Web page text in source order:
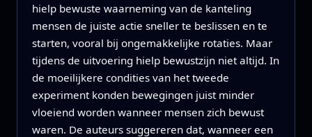
hielp bewuste waarneming van de kanteling
mensen de juiste actie sneller te beslissen en te
starten, vooral bij ongemakkelijke rotaties. Maar
tijdens de uitvoering hielp bewustzijn niet altijd. In
de moeilijkere condities van het tweede
experiment konden bewegingen juist minder
vloeiend worden wanneer mensen zich bewust
waren. De auteurs suggereren dat, wanneer een